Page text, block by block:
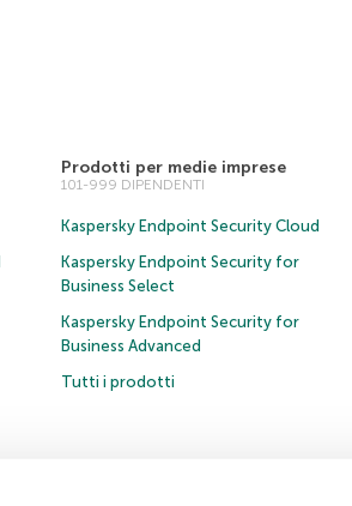
Prodotti per medie imprese
101-999 DIPENDENTI
Kaspersky Endpoint Security Cloud
Kaspersky Endpoint Security for
Business Select
Kaspersky Endpoint Security for
Business Advanced
Tutti i prodotti